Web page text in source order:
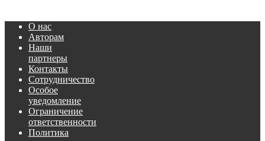
О нас
Авторам
Наши
партнеры
Контакты
Сотрудничество
Особое
уведомление
Ограничение
ответственности
Политика